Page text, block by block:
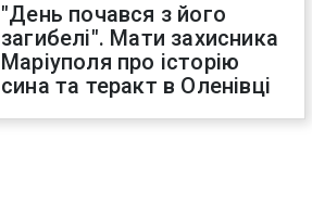
"День почався з його
загибелі". Мати захисника
Маріуполя про історію
сина та теракт в Оленівці